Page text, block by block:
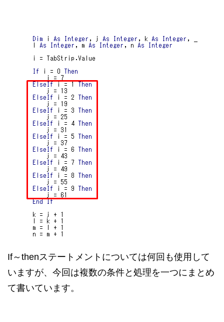
If～thenステートメントについては何回も使用して
いますが、今回は複数の条件と処理を一つにまとめ
て書いています。